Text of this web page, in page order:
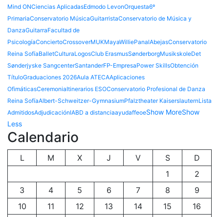
Mind ONCiencias AplicadasEdmodo LevonOrquesta6º
PrimariaConservatorio MúsicaGuitarristaConservatorio de Música y
DanzaGuitarraFacultad de
PsicologíaConciertoCrossoverMUKMayaWilliePanalAbejasConservatorio
Reina SofíaBalletCulturaLogosClub ErasmusSønderborgMusikskoleDet
Sønderjyske SangcenterSantanderFP-EmpresaPower SkillsObtención
TítuloGraduaciones 2026Aula ATECAAplicaciones
OfimáticasCeremoniaItinerarios ESOConservatorio Profesional de Danza
Reina SofíaAlbert-Schweitzer-GymnasiumPfalztheater KaiserslauternLista
AdmitidosAdjudicaciónIABD a distanciaayudaffeoeShow MoreShow
Less
Calendario
L M X J V S
D
1
2
3
4 5 6 7 8
9
10
11 12 13 14 15
16